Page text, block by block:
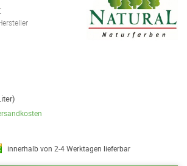
innerhalb von 2-4 Werktagen lieferbar